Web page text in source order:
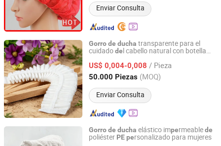
Enviar Consulta
Gorrode ducha transparente para el
cuidadodel cabello natural con botella
US$ 0,004-0,008 / Pieza
50.000 Piezas (MOQ)
Enviar Consulta
Yangzhou New Lotus Plastic & Daily Chemicals Co., Ltd.
Jiangsu, China Desde 2025
Gorrode ducha elástico impermeablede
poliéster PEpersonalizado para mujeres
Ningbo Ever Beauty Co., Ltd